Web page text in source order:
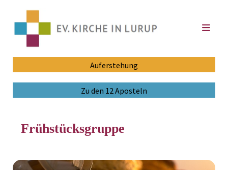
Auferstehung
Zu den 12 Aposteln
Frühstücksgruppe